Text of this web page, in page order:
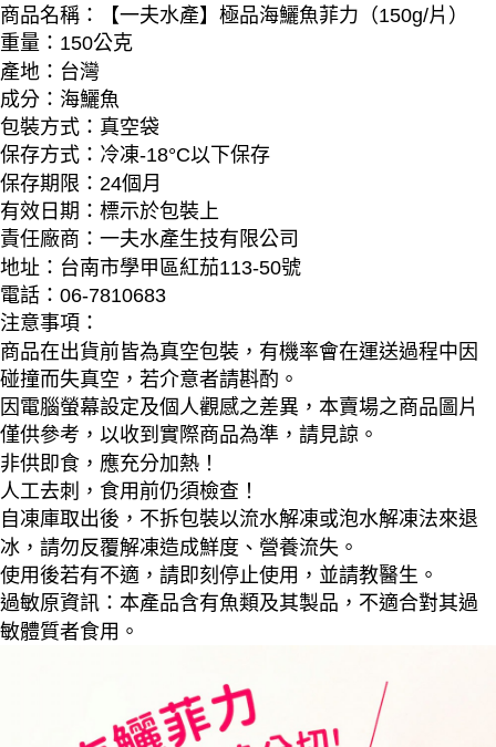
1.本服務係由「台灣大哥大股份有限公司」（以下簡稱本公司）所提供，讓
用戶於交易時，得透過本服務購買商品或服務，並由商店將買賣／分期付款
買賣價金債權讓與本公司後，依約使用本公司帳單繳交帳款。
2.基於同意付款使用「大哥付你分期」之契約關係目的，商店將以您的個人
資料（包含姓名、電話或地址）提供予台灣大哥大進項蒐集、處理及利用，
由本公司與您本人進行分期帳單所需資料之確認、核對及更正。
3.完整用戶服務條款，請詳閱以下連結：
※ 請注意：結帳手續完成當下不需立刻繳費，但若您需要取消訂單，請聯絡
購買商品的店家。未經商家同意取消之訂單仍視為有效，需透過AFTEE先享
後付繳納相關費用。
※ 交易是否成功請以「AFTEE先享後付 」之結帳頁面顯示為準，若有關於
是否繳費成功／繳費後需取消欲退款等相關疑問，請聯繫「AFTEE先享後付
客戶支援中心」https://netprotections.freshdesk.com/support/home
【注意事項】
１．透過由恩沛科技股份有限公司提供之「AFTEE先享後付」服務完成之交
易，需依本服務之必要範圍內提供個人資料，並將交易相關給付款項請求債
權轉讓予恩沛科技股份有限公司。
２．關於個人資料處理事宜，請瀏覽以下網址：
https://aftee.tw/terms/#terms3
３．未成年的使用者請事先徵得法定代理人或監護人之同意方可使用
「AFTEE先享後付」，若未經同意申辦者引起之損失，本公司不負相關責
任。
４．使用「AFTEE先享後付」時，將依據個別帳號之用戶狀況，依本公司即
時審查核予不同之上限額度；若仍有額度不足之情形，本公司將視審查結果
請求用戶進行身份認證。
５．嚴禁一人註冊多個帳號或使用他人資訊註冊。若發現惡意使用之情形，
恩沛科技股份有限公司將有權停止該用戶之使用額度並採取法律行動。
商品名稱：【一夫水產】極品海鱺魚菲力（150g/片）
重量：150公克
產地：台灣
成分：海鱺魚
包裝方式：真空袋
保存方式：冷凍-18°C以下保存
保存期限：24個月
有效日期：標示於包裝上
責任廠商：一夫水產生技有限公司
地址：台南市學甲區紅茄113-50號
電話：06-7810683
注意事項：
商品在出貨前皆為真空包裝，有機率會在運送過程中因
碰撞而失真空，若介意者請斟酌。
因電腦螢幕設定及個人觀感之差異，本賣場之商品圖片
僅供參考，以收到實際商品為準，請見諒。
非供即食，應充分加熱！
人工去刺，食用前仍須檢查！
自凍庫取出後，不拆包裝以流水解凍或泡水解凍法來退
冰，請勿反覆解凍造成鮮度、營養流失。
使用後若有不適，請即刻停止使用，並請教醫生。
過敏原資訊：本產品含有魚類及其製品，不適合對其過
敏體質者食用。